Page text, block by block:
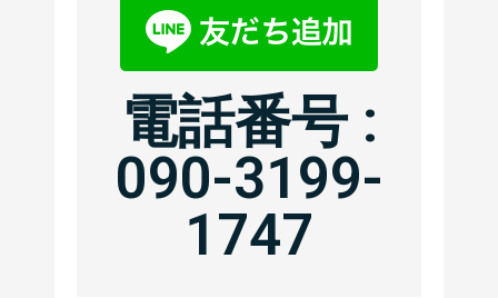
電話番号 :
090-3199-
1747